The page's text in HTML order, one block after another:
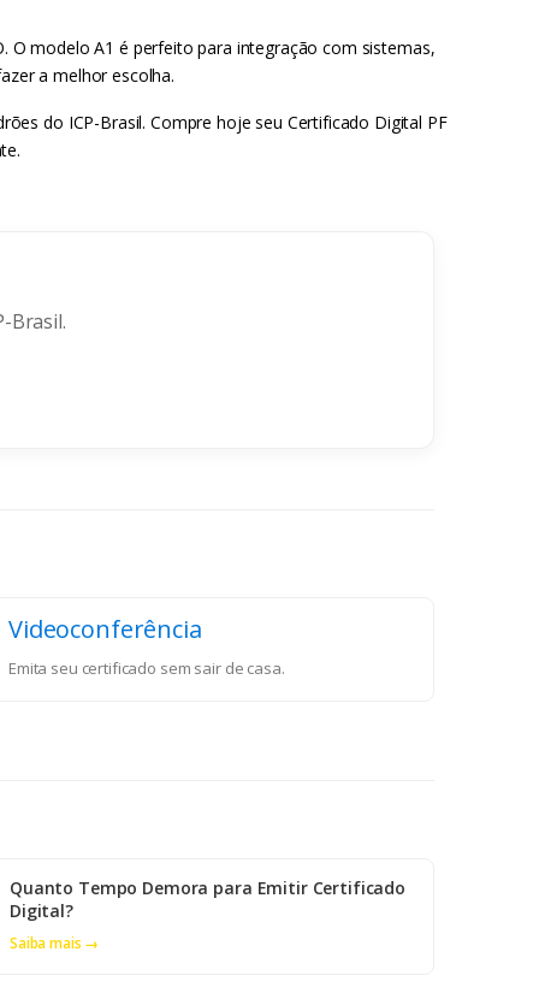
O modelo A1 é perfeito para integração com sistemas,
a melhor escolha.
do ICP-Brasil. Compre hoje seu Certificado Digital PF
Brasil.
Videoconferência
Emita seu certificado sem sair de casa.
Quanto Tempo Demora para Emitir Certificado
Digital?
Saiba mais →